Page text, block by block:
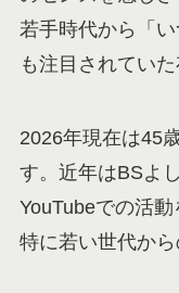
若手時代から「
も注目されていた
2026年現在は45
す。近年はBSよ
YouTubeでの活動
特に若い世代から